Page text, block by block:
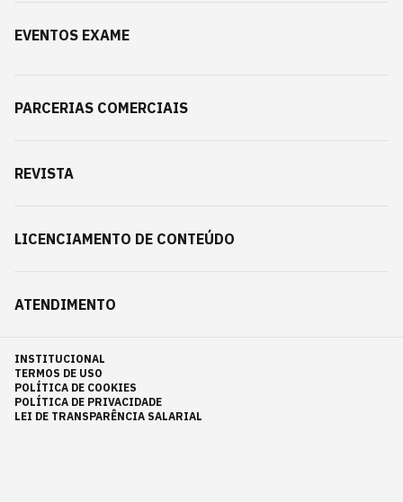
EVENTOS EXAME
PARCERIAS COMERCIAIS
REVISTA
LICENCIAMENTO DE CONTEÚDO
ATENDIMENTO
INSTITUCIONAL
TERMOS DE USO
POLÍTICA DE COOKIES
POLÍTICA DE PRIVACIDADE
LEI DE TRANSPARÊNCIA SALARIAL